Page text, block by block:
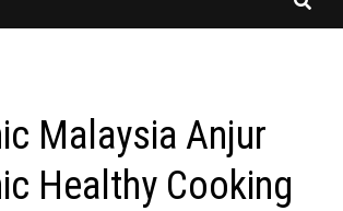
Malaysia Anjur
Healthy Cooking